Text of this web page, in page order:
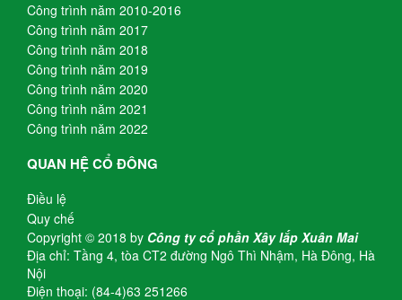
Công trình năm 2010-2016
Công trình năm 2017
Công trình năm 2018
Công trình năm 2019
Công trình năm 2020
Công trình năm 2021
Công trình năm 2022
QUAN HỆ CỔ ĐÔNG
Điều lệ
Quy chế
Copyright © 2018 by Công ty cổ phần Xây lắp Xuân Mai
Địa chỉ: Tầng 4, tòa CT2 đường Ngô Thì Nhậm, Hà Đông, Hà
Nội
Điện thoại: (84-4)63 251266